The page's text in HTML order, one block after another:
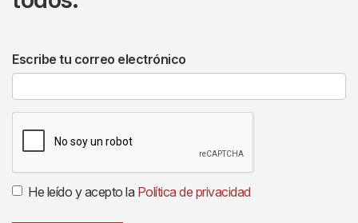
Escribe tu correo electrónico
He leído y acepto la Política de privacidad